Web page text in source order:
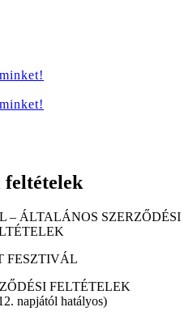
feltételek
– ÁLTALÁNOS SZERZŐDÉSI
FESZTIVÁL
FELTÉTELEK
napjától hatályos)